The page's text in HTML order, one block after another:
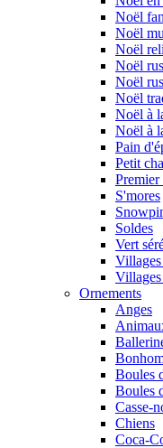
Noël
Noël
Noël
Noël
Noël
Noël
Noël à
Noël à
Pain
Petit
S'mores
Soldes
Vert
Ornements
Anges
Boules
Boules
Casse-
Chiens
Coca-